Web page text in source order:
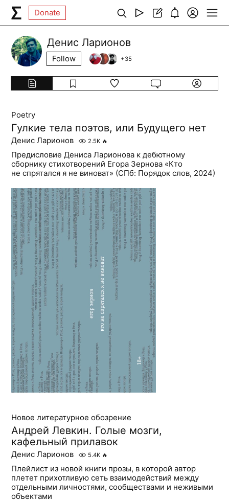
Donate
Денис Ларионов
Follow +35
Poetry
Гулкие тела поэтов, или Будущего нет
Денис Ларионов 2.5K 🔥
Предисловие Дениса Ларионова к дебютному
сборнику стихотворений Егора Зернова «Кто
не спрятался я не виноват» (СПб: Порядок слов, 2024)
Новое литературное обозрение
Андрей Левкин. Голые мозги,
кафельный прилавок
Денис Ларионов 5.4K 🔥
Плейлист из новой книги прозы, в которой автор
плетет прихотливую сеть взаимодействий между
отдельными личностями, сообществами и неживыми
объектами